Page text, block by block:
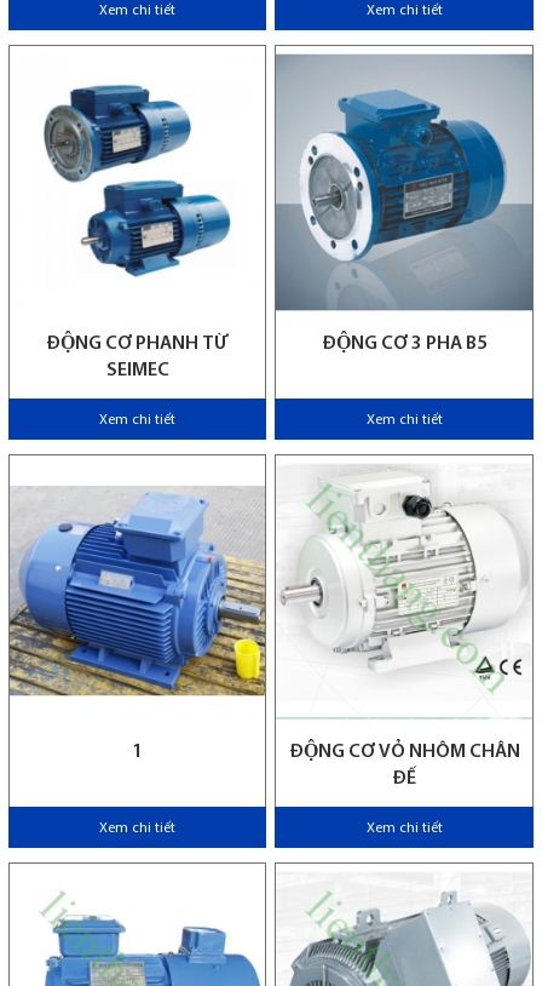
Xem chi tiết Xem chi tiết
ĐỘNG CƠ PHANH TỪ
SEIMEC
Xem chi tiết
ĐỘNG CƠ 3 PHA B5
Xem chi tiết
1
Xem chi tiết
ĐỘNG CƠ VỎ NHÔM CHÂN
ĐẾ
Xem chi tiết